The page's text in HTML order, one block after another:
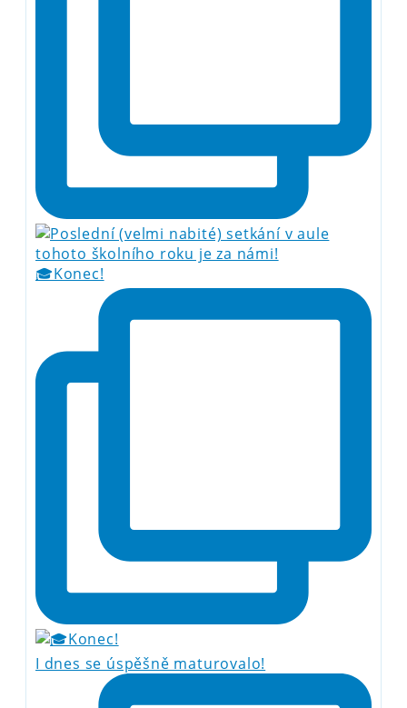
🎓Konec!
I dnes se úspěšně maturovalo!